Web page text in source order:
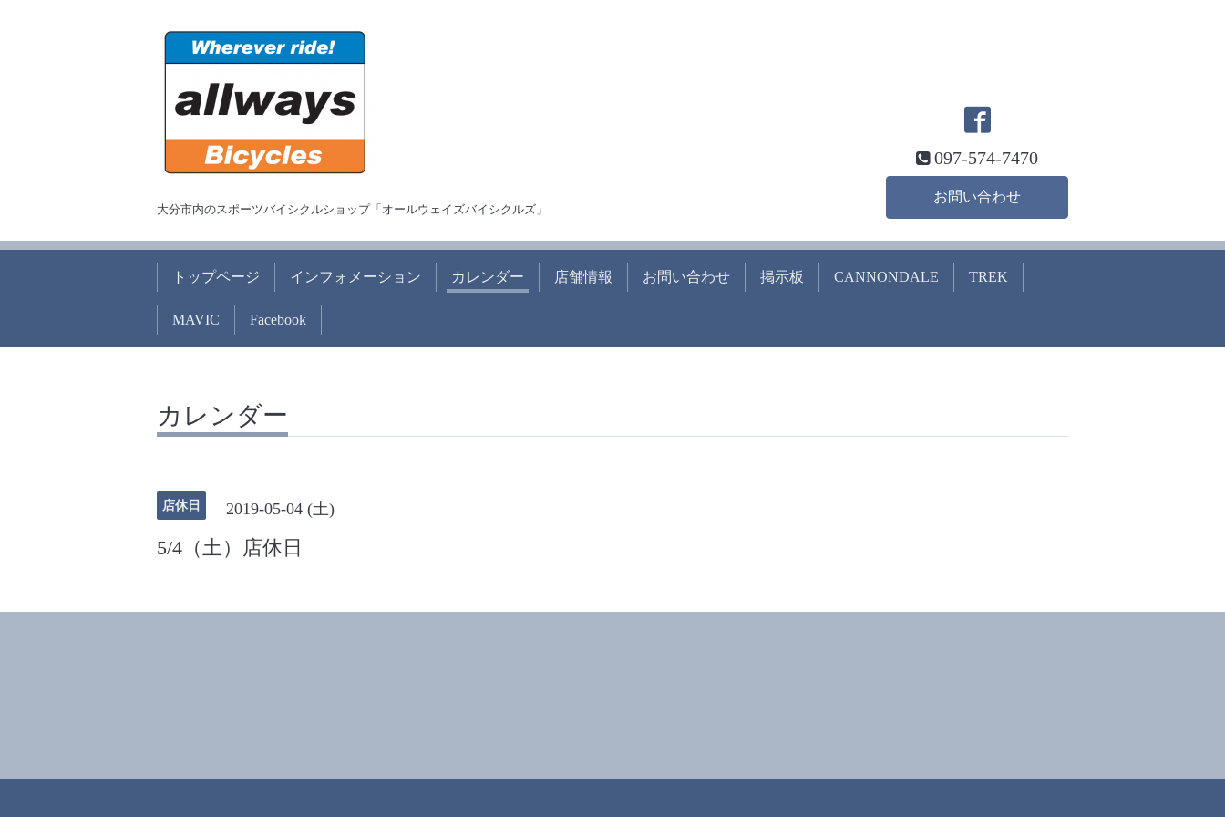
大分市内のスポーツバイシクルショップ「オールウェイズバイシクルズ」
097-574-7470
お問い合わせ
トップページ インフォメーション カレンダー 店舗情報 お問い合わせ 掲示板 CANNONDALE TREK
MAVIC Facebook
カレンダー
店休日 2019-05-04 (土)
5/4（土）店休日